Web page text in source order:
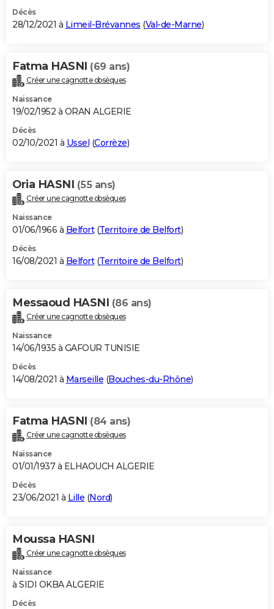
Décès
28/12/2021 à Limeil-Brévannes (Val-de-Marne)
Fatma HASNI (69 ans)
Créer une cagnotte obsèques
Naissance
19/02/1952 à ORAN ALGERIE
Décès
02/10/2021 à Ussel (Corrèze)
Oria HASNI (55 ans)
Créer une cagnotte obsèques
Naissance
01/06/1966 à Belfort(Territoire de Belfort)
Décès
16/08/2021 à Belfort(Territoire de Belfort)
Messaoud HASNI (86 ans)
Créer une cagnotte obsèques
Naissance
14/06/1935 à GAFOUR TUNISIE
Décès
14/08/2021 à Marseille (Bouches-du-Rhône)
Fatma HASNI (84 ans)
Créer une cagnotte obsèques
Naissance
01/01/1937 à ELHAOUCH ALGERIE
Décès
23/06/2021 à Lille (Nord)
Moussa HASNI
Créer une cagnotte obsèques
Naissance
à SIDI OKBA ALGERIE
Décès